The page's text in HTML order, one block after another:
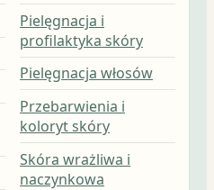
Pielęgnacja i
profilaktyka skóry
Pielęgnacja włosów
Przebarwienia i
koloryt skóry
Skóra wrażliwa i
naczynkowa